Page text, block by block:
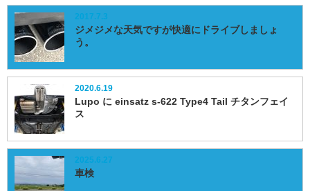
2017.7.3
ジメジメな天気ですが快適にドライブしましょ
う。
2020.6.19
Lupo に einsatz s-622 Type4 Tail チタンフェイ
ス
2025.6.27
車検